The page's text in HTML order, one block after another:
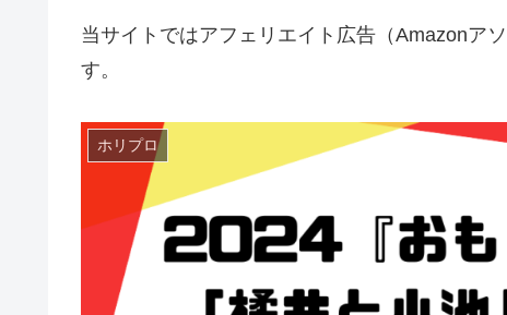
当サイトではアフェリエイト広告（Amazonア
す。
ホリプロ